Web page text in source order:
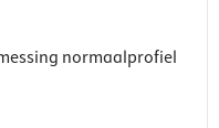
normaalprofiel